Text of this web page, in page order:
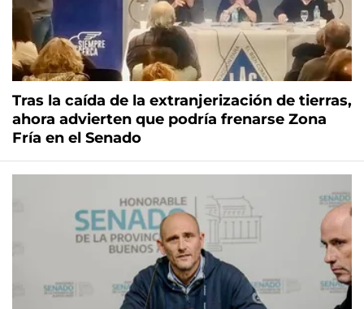
Tras la caída de la extranjerización de tierras,
ahora advierten que podría frenarse Zona
Fría en el Senado